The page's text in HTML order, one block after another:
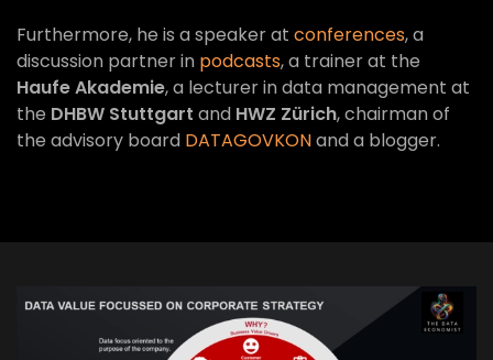
Furthermore, he is a speaker at conferences, a
discussion partner in podcasts, a trainer at the
Haufe Akademie, a lecturer in data management at
the DHBW Stuttgart and HWZ Zürich, chairman of
the advisory board DATAGOVKONand a blogger.